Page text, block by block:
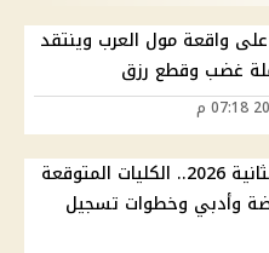
واقعة مول العرب وينتقد
غضب وقطع رزق
تنسيق المرحلة الثانية 2026.. الكليات المتوقعة
وأدبي وخطوات تسجيل